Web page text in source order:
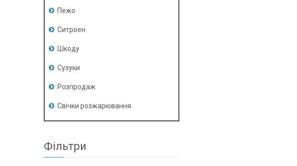
Пежо
Ситроен
Шкоду
Сузуки
Розпродаж
Свічки розжарювання
Фільтри